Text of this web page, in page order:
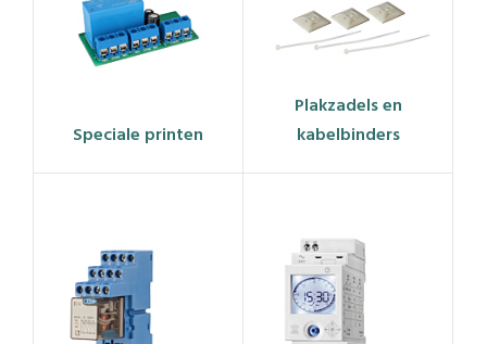
Speciale printen
Plakzadels en
kabelbinders